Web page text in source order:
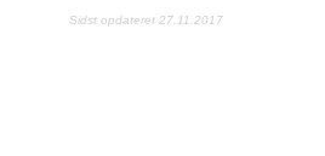
Sidst opdateret 27.11.2017